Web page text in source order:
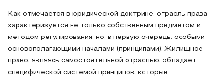
Как отмечается в юридической доктрине, отрасль права
характеризуется не только собственным предметом и
методом регулирования, но, в первую очередь, особыми
основополагающими началами (принципами). Жилищное
право, являясь самостоятельной отраслью, обладает
специфической системой принципов, которые